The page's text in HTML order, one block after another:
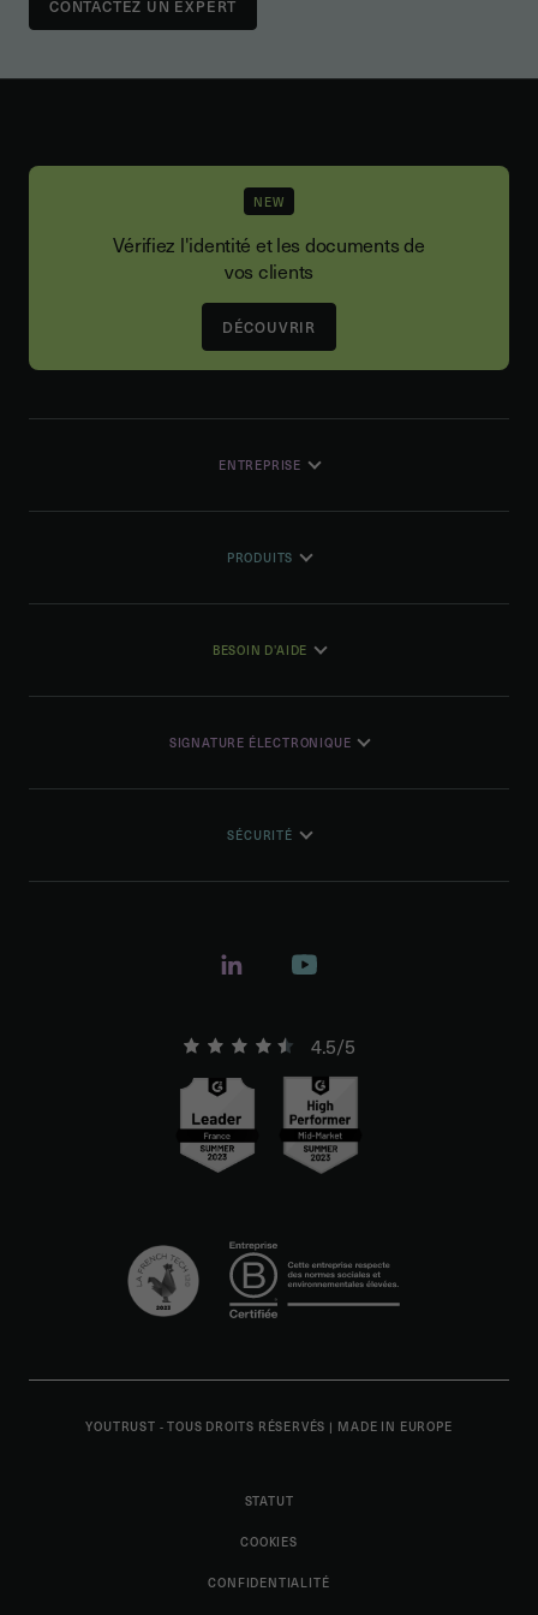
CONTACTEZ UN EXPERT
NEW
Vérifiez l'identité et les documents de
vos clients
DÉCOUVRIR
ENTREPRISE
PRODUITS
BESOIN D'AIDE
SIGNATURE ÉLECTRONIQUE
SÉCURITÉ
4.5/5
YOUTRUST - TOUS DROITS RÉSERVÉS | MADE IN EUROPE
STATUT
COOKIES
CONFIDENTIALITÉ